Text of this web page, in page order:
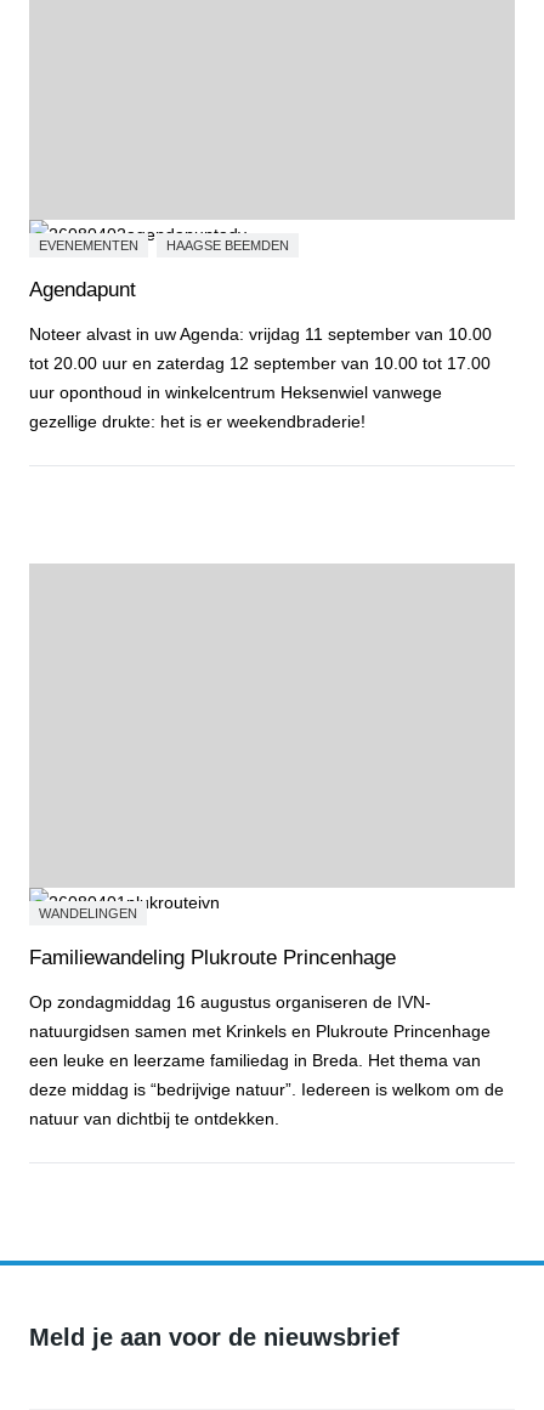
EVENEMENTEN HAAGSE BEEMDEN
Agendapunt
Noteer alvast in uw Agenda: vrijdag 11 september van 10.00
tot 20.00 uur en zaterdag 12 september van 10.00 tot 17.00
uur oponthoud in winkelcentrum Heksenwiel vanwege
gezellige drukte: het is er weekendbraderie!
WANDELINGEN
Familiewandeling Plukroute Princenhage
Op zondagmiddag 16 augustus organiseren de IVN-
natuurgidsen samen met Krinkels en Plukroute Princenhage
een leuke en leerzame familiedag in Breda. Het thema van
deze middag is “bedrijvige natuur”. Iedereen is welkom om de
natuur van dichtbij te ontdekken.
Meld je aan voor de nieuwsbrief